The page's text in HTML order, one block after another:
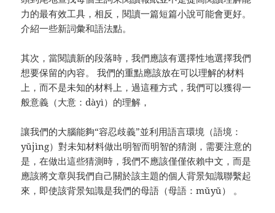
力的最有效工具，相反，閱讀一篇短篇小說可能會更好。
介紹一些新詞彙和語法點。
其次，當閱讀新的段落時，我們應該有選擇性地選擇我們
想要保留的內容。 我們的重點應該放在可以理解的材料
上，而不是未知的材料上，過這種方式，我們可以獲得一
般意義（大意：dàyì）的理解，
讓我們的大腦能夠“容忍歧義”並利用語言環境（語境：
yǔjìng）對未知材料做出明智而明智的猜測，需要注意的
是，在做出這些猜測時，我們不應該僅僅依賴中文，而是
應該將文章與我們自己關於該主題的個人背景知識聯繫起
來，即使該背景知識是我們的母語（母語：mǔyǔ） 。